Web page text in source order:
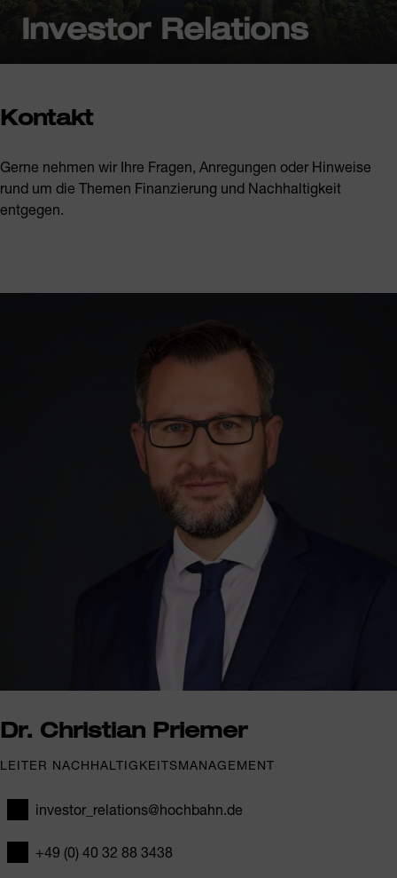
Investor Relations
Kontakt
Gerne nehmen wir Ihre Fragen, Anregungen oder Hinweise
rund um die Themen Finanzierung und Nachhaltigkeit
entgegen.
Dr. Christian Priemer
LEITER NACHHALTIGKEITSMANAGEMENT
E-Mail
investor_relations@hochbahn.de
Telefon
+49 (0) 40 32 88 3438